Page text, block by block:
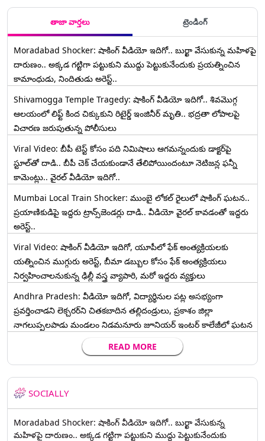
తాజా వార్తలు ట్రెండింగ్
Moradabad Shocker: షాకింగ్ వీడియో ఇదిగో.. బుర్ఖా వేసుకున్న మహిళపై
దారుణం.. అక్కడ గట్టిగా పట్టుకుని ముద్దు పెట్టుకునేందుకు ప్రయత్నించిన
కామాంధుడు, నిందితుడు అరెస్ట్..
Shivamogga Temple Tragedy: షాకింగ్ వీడియో ఇదిగో.. శివమొగ్గ
ఆలయంలో లిఫ్ట్ కింద చిక్కుకుని రిటైర్డ్ ఇంజినీర్ మృతి.. భద్రతా లోపాలపై
విచారణ జరుపుతున్న పోలీసులు
Viral Video: బీపీ టెస్ట్‌ కోసం పది నిమిషాలు ఆగమన్నందుకు డాక్టర్‌పై
స్టూల్‌తో దాడి.. బీపీ చెక్ చేయకుండానే తేలిపోయిందంటూ నెటిజన్ల ఫన్నీ
కామెంట్లు.. వైరల్ వీడియో ఇదిగో..
Mumbai Local Train Shocker: ముంబై లోకల్ రైలులో షాకింగ్ ఘటన..
ప్రయాణికుడిపై ఇద్దరు ట్రాన్స్‌జెండర్లు దాడి.. వీడియో వైరల్ కావడంతో ఇద్దరు
అరెస్ట్..
Viral Video: షాకింగ్ వీడియో ఇదిగో, యూపీలో ఫేక్ అంత్యక్రియలకు
యత్నించిన ముగ్గురు అరెస్ట్, బీమా డబ్బుల కోసం ఫేక్ అంత్యక్రియలు
నిర్వహించాలనుకున్న ఢిల్లీ వస్త్ర వ్యాపారి, మరో ఇద్దరు వ్యక్తులు
Andhra Pradesh: వీడియో ఇదిగో, విద్యార్థినుల పట్ల అసభ్యంగా
ప్రవర్తించాడని లెక్చ‌ర‌ర్‌ని చిత‌క‌బాదిన త‌ల్లిదండ్రులు, ప్రకాశం జిల్లా
నాగలుప్పలపాడు మండలం నిడమనూరు జూనియర్ ఇంటర్ కాలేజీలో ఘటన
READ MORE
SOCIALLY
Moradabad Shocker: షాకింగ్ వీడియో ఇదిగో.. బుర్ఖా వేసుకున్న
మహిళపై దారుణం.. అక్కడ గట్టిగా పట్టుకుని ముద్దు పెట్టుకునేందుకు